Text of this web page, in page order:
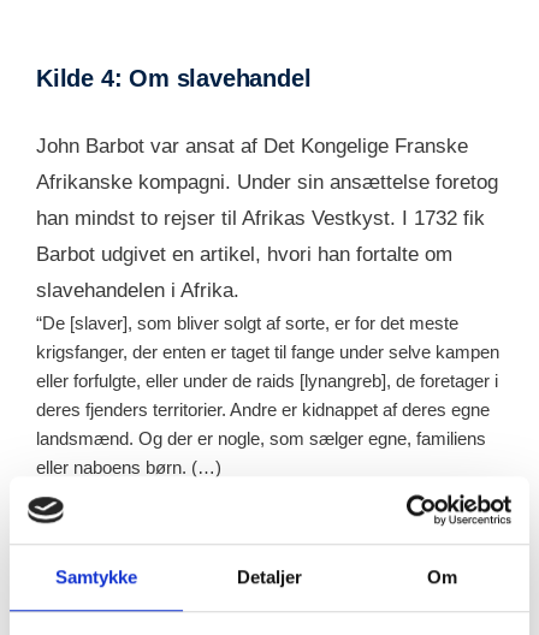
Samtykke Detaljer Om
Kilde 4: Om slavehandel
John Barbot var ansat af Det Kongelige Franske
Afrikanske kompagni. Under sin ansættelse foretog
han mindst to rejser til Afrikas Vestkyst. I 1732 fik
Barbot udgivet en artikel, hvori han fortalte om
slavehandelen i Afrika.
“De [slaver], som bliver solgt af sorte, er for det meste
krigsfanger, der enten er taget til fange under selve kampen
eller forfulgte, eller under de raids [lynangreb], de foretager i
deres fjenders territorier. Andre er kidnappet af deres egne
landsmænd. Og der er nogle, som sælger egne, familiens
eller naboens børn. (…)
Kongerne er enevældige. Ved den mindste
lovovertrædelse, som deres undersåtter gør, beordrer
kongerne dem solgt som slaver – uden hensyn til rang eller
besiddelse (…)